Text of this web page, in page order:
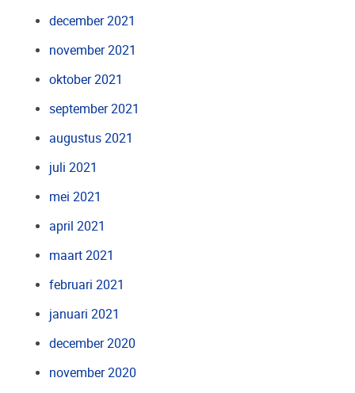
december 2021
november 2021
oktober 2021
september 2021
augustus 2021
juli 2021
mei 2021
april 2021
maart 2021
februari 2021
januari 2021
december 2020
november 2020